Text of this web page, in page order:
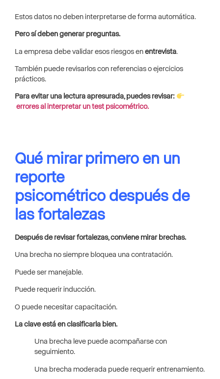
Estos datos no deben interpretarse de forma automática.
Pero sí deben generar preguntas.
La empresa debe validar esos riesgos en entrevista.
También puede revisarlos con referencias o ejercicios
prácticos.
Para evitar una lectura apresurada, puedes revisar:
errores al interpretar un test psicométrico.
Qué mirar primero en un
reporte
psicométrico después de
las fortalezas
Después de revisar fortalezas, conviene mirar brechas.
Una brecha no siempre bloquea una contratación.
Puede ser manejable.
Puede requerir inducción.
O puede necesitar capacitación.
La clave está en clasificarla bien.
Una brecha leve puede acompañarse con
seguimiento.
Una brecha moderada puede requerir entrenamiento.